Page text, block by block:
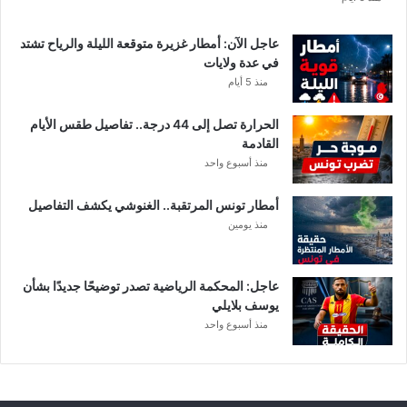
ا
ر
ة
ا
د
خ
ل
ي
ة
عاجل الآن: أمطار غزيرة متوقعة الليلة والرياح تشتد
في عدة ولايات
منذ 5 أيام
الحرارة تصل إلى 44 درجة.. تفاصيل طقس الأيام
القادمة
منذ أسبوع واحد
أمطار تونس المرتقبة.. الغنوشي يكشف التفاصيل
منذ يومين
عاجل: المحكمة الرياضية تصدر توضيحًا جديدًا بشأن
يوسف بلايلي
منذ أسبوع واحد